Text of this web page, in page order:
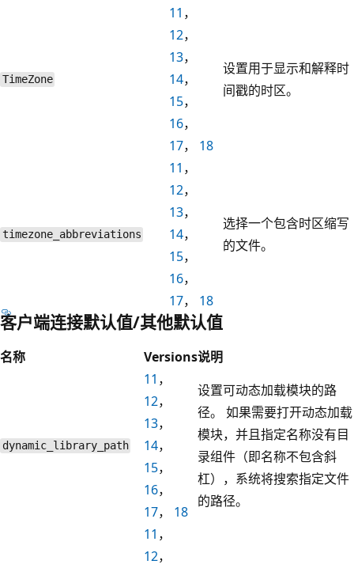
TimeZone
11 ，
12，
13，
14，
15，
16，
17， 18
设置用于显示和解释时
间戳的时区。
timezone_abbreviations
11 ，
12，
13，
14，
15，
16，
17， 18
选择一个包含时区缩写
的文件。
客户端连接默认值/其他默认值
名称 Versions说明
dynamic_library_path
11 ，
12，
13，
14，
15，
16，
17， 18
设置可动态加载模块的路
径。 如果需要打开动态加载
模块，并且指定名称没有目
录组件（即名称不包含斜
杠），系统将搜索指定文件
的路径。
11 ，
12，